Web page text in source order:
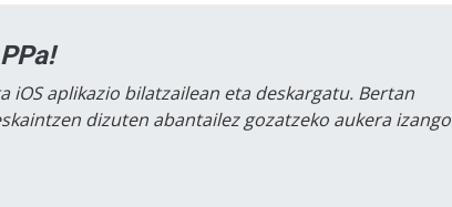
iOS aplikazio bilatzailean eta deskargatu. Bertan
dizuten abantailez gozatzeko aukera izango